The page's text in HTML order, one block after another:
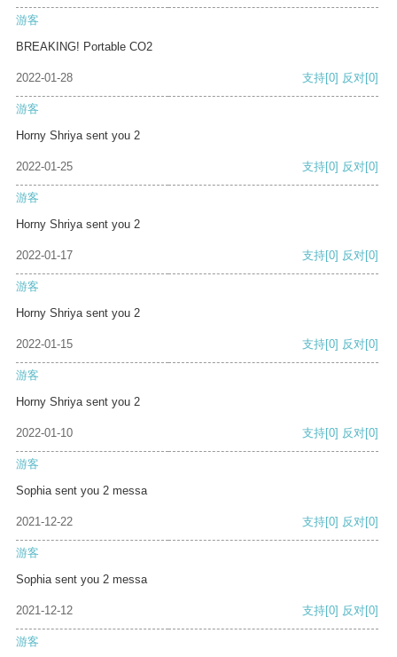
游客
BREAKING! Portable CO2
2022-01-28 支持[0] 反对[0]
游客
Horny Shriya sent you 2
2022-01-25 支持[0] 反对[0]
游客
Horny Shriya sent you 2
2022-01-17 支持[0] 反对[0]
游客
Horny Shriya sent you 2
2022-01-15 支持[0] 反对[0]
游客
Horny Shriya sent you 2
2022-01-10 支持[0] 反对[0]
游客
Sophia sent you 2 messa
2021-12-22 支持[0] 反对[0]
游客
Sophia sent you 2 messa
2021-12-12 支持[0] 反对[0]
游客